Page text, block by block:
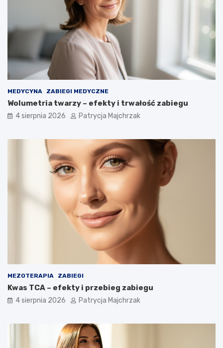
MEDYCYNA ZABIEGI MEDYCZNE
Wolumetria twarzy – efekty i trwałość zabiegu
4 sierpnia 2026 Patrycja Majchrzak
MEZOTERAPIA ZABIEGI
Kwas TCA – efekty i przebieg zabiegu
4 sierpnia 2026 Patrycja Majchrzak